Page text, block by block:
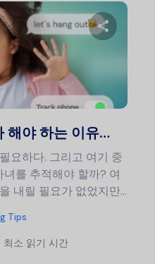
이 글
해야 하는 이유…
요하다. 그리고 여기 중
를 추적해야 할까? 여
내릴 필요가 없었지만…
Tips
최소 읽기 시간